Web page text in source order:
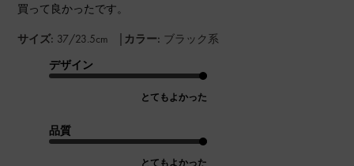
買って良かったです。
サイズ: 37/23.5cm | カラー: ブラック系
デザイン
とてもよかった
品質
とてもよかった